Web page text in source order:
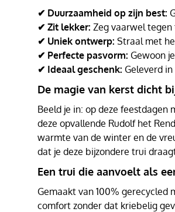
✔ Duurzaamheid op zijn best:
✔ Zit lekker: Zeg vaarwel tegen
✔ Uniek ontwerp: Straal met
✔ Perfecte pasvorm: Gewoon
✔ Ideaal geschenk: Geleverd
De magie van kerst dicht
Beeld je in: op deze feestdagen
deze opvallende Rudolf het
warmte van de winter en de
dat je deze bijzondere trui
Een trui die aanvoelt als
Gemaakt van 100%
comfort zonder dat kriebelig